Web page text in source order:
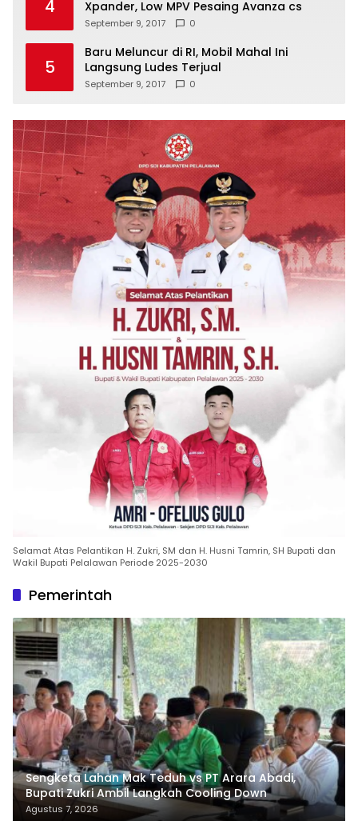
4 Xpander, Low MPV Pesaing Avanza cs
September 9, 2017 0
5
Baru Meluncur di RI, Mobil Mahal Ini
Langsung Ludes Terjual
September 9, 2017 0
Selamat Atas Pelantikan H. Zukri, SM dan H. Husni Tamrin, SH Bupati dan
Wakil Bupati Pelalawan Periode 2025-2030
Pemerintah
Sengketa Lahan Mak Teduh vs PT Arara Abadi,
Bupati Zukri Ambil Langkah Cooling Down
Agustus 7, 2026